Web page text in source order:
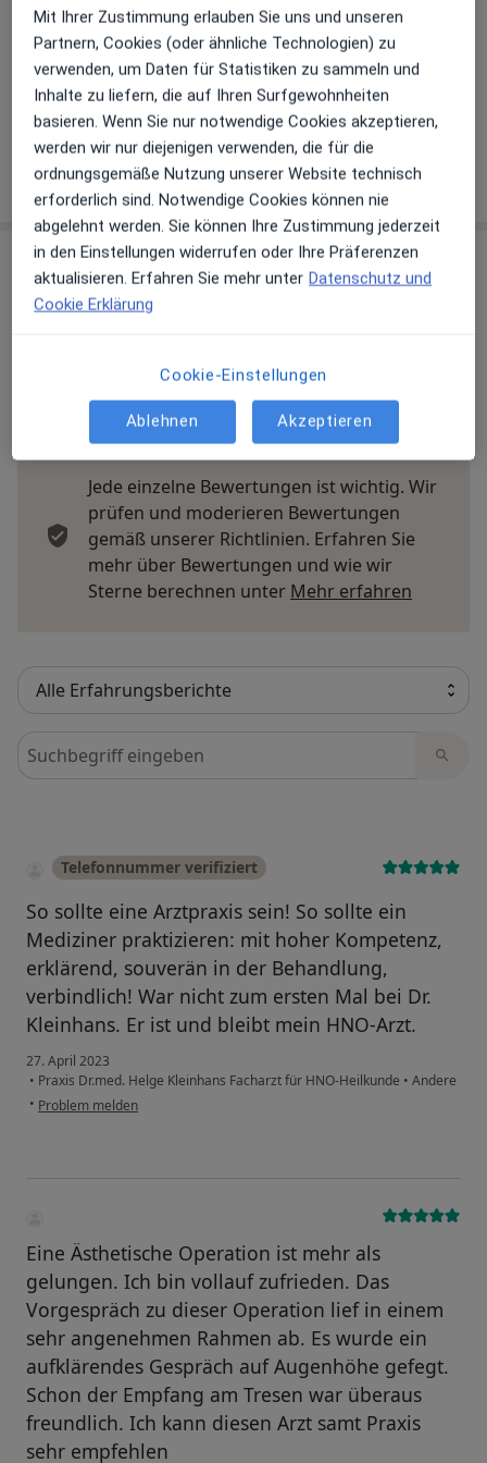
Details
Telefonnummer
040 8...Telefonnummer anzeigen
040 8... Telefonnummer anzeigen
Mehr Details anzeigen
über die Adresse
Erfahrungen
32 Bewertungen
Jede einzelne Bewertungen ist wichtig. Wir
prüfen und moderieren Bewertungen
gemäß unserer Richtlinien. Erfahren Sie
mehr über Bewertungen und wie wir
Sterne berechnen unter Mehr erfahren
Bewertungen durchsuchen
Telefonnummer verifiziert
So sollte eine Arztpraxis sein! So sollte ein
Mediziner praktizieren: mit hoher Kompetenz,
erklärend, souverän in der Behandlung,
verbindlich! War nicht zum ersten Mal bei Dr.
Kleinhans. Er ist und bleibt mein HNO-Arzt.
27. April 2023
• Praxis Dr.med. Helge Kleinhans Facharzt für HNO-Heilkunde • Andere
• Problem melden
Eine Ästhetische Operation ist mehr als
gelungen. Ich bin vollauf zufrieden. Das
Vorgespräch zu dieser Operation lief in einem
sehr angenehmen Rahmen ab. Es wurde ein
aufklärendes Gespräch auf Augenhöhe gefegt.
Schon der Empfang am Tresen war überaus
freundlich. Ich kann diesen Arzt samt Praxis
sehr empfehlen
Mit Ihrer Zustimmung erlauben Sie uns und unseren
Partnern, Cookies (oder ähnliche Technologien) zu
verwenden, um Daten für Statistiken zu sammeln und
Inhalte zu liefern, die auf Ihren Surfgewohnheiten
basieren. Wenn Sie nur notwendige Cookies akzeptieren,
werden wir nur diejenigen verwenden, die für die
ordnungsgemäße Nutzung unserer Website technisch
erforderlich sind. Notwendige Cookies können nie
abgelehnt werden. Sie können Ihre Zustimmung jederzeit
in den Einstellungen widerrufen oder Ihre Präferenzen
aktualisieren. Erfahren Sie mehr unter Datenschutz und
Cookie Erklärung
Cookie-Einstellungen
Ablehnen Akzeptieren